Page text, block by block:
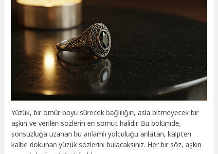
Yüzük, bir ömür boyu sürecek bağlılığın, asla bitmeyecek bir
aşkın ve verilen sözlerin en somut halidir. Bu bölümde,
sonsuzluğa uzanan bu anlamlı yolculuğu anlatan, kalpten
kalbe dokunan yüzük sözlerini bulacaksınız. Her bir söz, aşkın